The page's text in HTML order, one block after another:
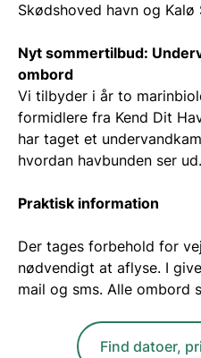
Skødshoved havn og Kalø
Nyt sommertilbud:
ombord
Vi tilbyder i år to
formidlere fra Kend Dit
har taget et
hvordan havbunden ser ud.
Praktisk information
Der tages forbehold for
nødvendigt at aflyse. I
mail og sms. Alle ombord
Find datoer,